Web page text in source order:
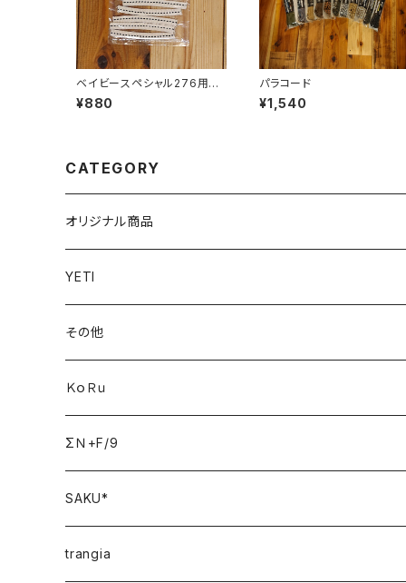
ベイビースペシャル276用ウ
ィック 5本ｾｯﾄ
¥880
パラコード
¥1,540
CATEGORY
オリジナル商品
YETI
その他
ＫｏＲｕ
ΣＮ+F/9
SAKU*
trangia